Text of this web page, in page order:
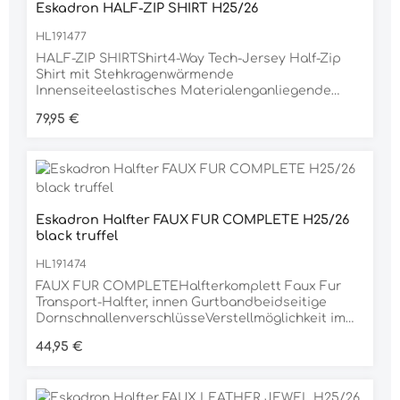
Eskadron HALF-ZIP SHIRT H25/26
HL191477
HALF-ZIP SHIRTShirt4-Way Tech-Jersey Half-Zip
Shirt mit Stehkragenwärmende
Innenseiteelastisches Materialenganliegende
BrustMaterial90% Nylon, 10% ELASTHAN
Regulärer Preis:
79,95 €
Eskadron Halfter FAUX FUR COMPLETE H25/26
black truffel
HL191474
FAUX FUR COMPLETEHalfterkomplett Faux Fur
Transport-Halfter, innen Gurtbandbeidseitige
DornschnallenverschlüsseVerstellmöglichkeit im
Metallplakette auf der linken SeiteMaterial100%
Regulärer Preis:
44,95 €